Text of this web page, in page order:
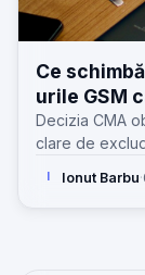
Ce
urile GSM
Decizia CMA
clare de
conținutul
I Ionut Barbu·